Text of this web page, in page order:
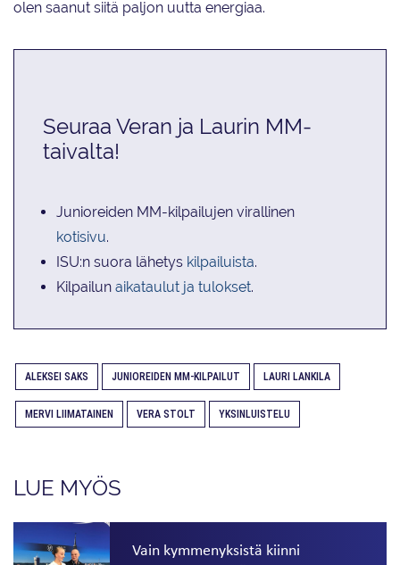
olen saanut siitä paljon uutta energiaa.
Seuraa Veran ja Laurin MM-
taivalta!
Junioreiden MM-kilpailujen virallinen
kotisivu.
ISU:n suora lähetys kilpailuista.
Kilpailun aikataulut ja tulokset.
ALEKSEI SAKS JUNIOREIDEN MM-KILPAILUT LAURI LANKILA
MERVI LIIMATAINEN VERA STOLT YKSINLUISTELU
LUE MYÖS
Vain kymmenyksistä kiinni